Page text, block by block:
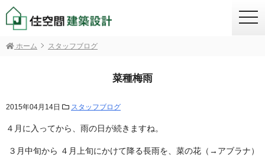
ホーム スタッフブログ
菜種梅雨
2015年04月14日 スタッフブログ
４月に入ってから、雨の日が続きますね。
３月中旬から ４月上旬にかけて降る長雨を、菜の花（→アブラナ）